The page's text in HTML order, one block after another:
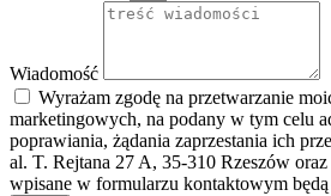
Wiadomość
Wyrażam zgodę na przetwarzanie
marketingowych, na podany w tym celu
poprawiania, żądania zaprzestania ich
al. T. Rejtana 27 A, 35-310 Rzeszów
wpisane w formularzu kontaktowym